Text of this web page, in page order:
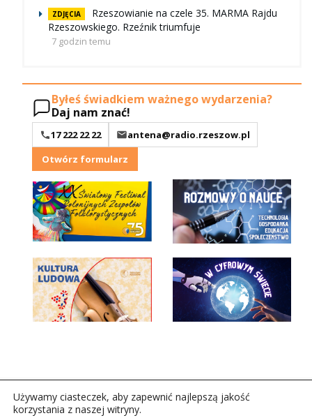
ZDJĘCIA
Rzeszowianie na czele 35. MARMA Rajdu
Rzeszowskiego. Rzeźnik triumfuje
7 godzin temu
Byłeś świadkiem ważnego wydarzenia?
Daj nam znać!
17 222 22 22
antena@radio.rzeszow.pl
Otwórz formularz
Używamy ciasteczek, aby zapewnić najlepszą jakość
korzystania z naszej witryny.